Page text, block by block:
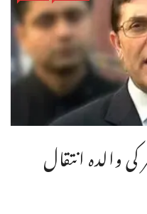
کی والدہ انتقال